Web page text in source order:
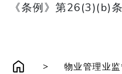
《条例》第26(3)(b)
>
物业管理业